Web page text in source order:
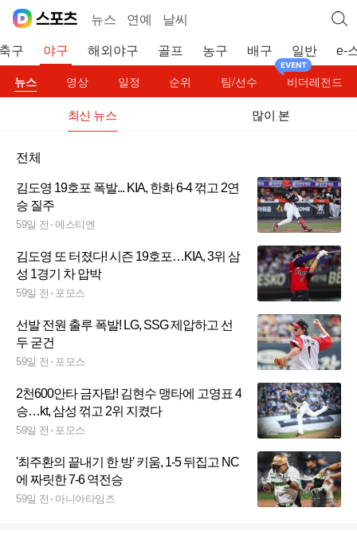
뉴스 연예 날씨
구 야구 해외야구 골프 농구 배구 일반 e-
뉴스 영상 일정 순위 팀/선수 비더레전드
최신 뉴스 많이 본
전체
김도영 19호포 폭발... KIA, 한화 6-4 꺾고 2연
승 질주
59일 전 에스티엔
김도영 또 터졌다! 시즌 19호포…KIA, 3위 삼
성 1경기 차 압박
59일 전 포모스
선발 전원 출루 폭발! LG, SSG 제압하고 선
두 굳건
59일 전 포모스
2천600안타 금자탑! 김현수 맹타에 고영표 4
승…kt, 삼성 꺾고 2위 지켰다
59일 전 포모스
'최주환의 끝내기 한 방' 키움, 1-5 뒤집고 NC
에 짜릿한 7-6 역전승
59일 전 마니아타임즈